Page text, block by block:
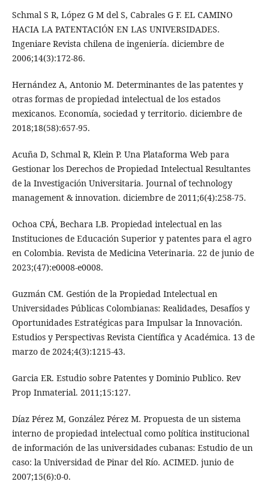
Schmal S R, López G M del S, Cabrales G F. EL CAMINO
HACIA LA PATENTACIÓN EN LAS UNIVERSIDADES.
Ingeniare Revista chilena de ingeniería. diciembre de
2006;14(3):172-86.
Hernández A, Antonio M. Determinantes de las patentes y
otras formas de propiedad intelectual de los estados
mexicanos. Economía, sociedad y territorio. diciembre de
2018;18(58):657-95.
Acuña D, Schmal R, Klein P. Una Plataforma Web para
Gestionar los Derechos de Propiedad Intelectual Resultantes
de la Investigación Universitaria. Journal of technology
management & innovation. diciembre de 2011;6(4):258-75.
Ochoa CPÁ, Bechara LB. Propiedad intelectual en las
Instituciones de Educación Superior y patentes para el agro
en Colombia. Revista de Medicina Veterinaria. 22 de junio de
2023;(47):e0008-e0008.
Guzmán CM. Gestión de la Propiedad Intelectual en
Universidades Públicas Colombianas: Realidades, Desafíos y
Oportunidades Estratégicas para Impulsar la Innovación.
Estudios y Perspectivas Revista Científica y Académica. 13 de
marzo de 2024;4(3):1215-43.
Garcia ER. Estudio sobre Patentes y Dominio Publico. Rev
Prop Inmaterial. 2011;15:127.
Díaz Pérez M, González Pérez M. Propuesta de un sistema
interno de propiedad intelectual como política institucional
de información de las universidades cubanas: Estudio de un
caso: la Universidad de Pinar del Río. ACIMED. junio de
2007;15(6):0-0.